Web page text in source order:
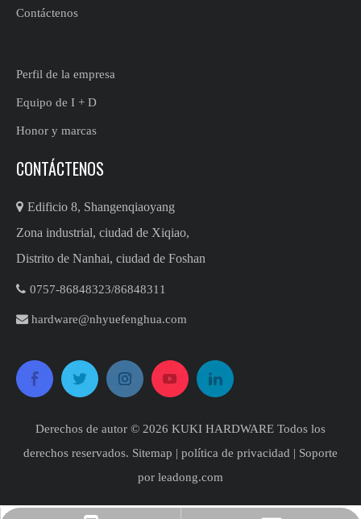
Contáctenos
Perfil de la empresa
Equipo de I + D
Honor y marcas
CONTÁCTENOS
 Edificio 8, Shangenqiaoyang
Zona industrial, ciudad de Xiqiao,
Distrito de Nanhai, ciudad de Foshan
 0757-86848323/86848311​​​​​​
 hardware@nhyuefenghua.com
Derechos de autor © 2026 ​​​​​​​ KUKI HARDWARE Todos los
derechos reservados. Sitemap | política de privacidad | Soporte
por leadong.com